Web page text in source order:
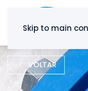
Skip to main
VOLTAR